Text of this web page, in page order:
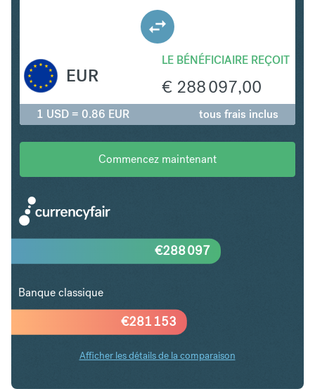
LE BÉNÉFICIAIRE REÇOIT
€ 288 097,00
EUR
1 USD = 0.86 EUR tous frais inclus
Commencez maintenant
€281 153
€288 097
Banque classique
Afficher les détails de la comparaison